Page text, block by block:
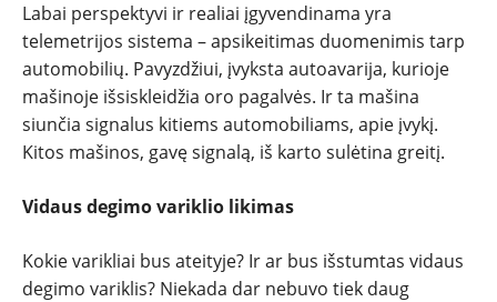
Labai perspektyvi ir realiai įgyvendinama yra
telemetrijos sistema – apsikeitimas duomenimis tarp
automobilių. Pavyzdžiui, įvyksta autoavarija, kurioje
mašinoje išsiskleidžia oro pagalvės. Ir ta mašina
siunčia signalus kitiems automobiliams, apie įvykį.
Kitos mašinos, gavę signalą, iš karto sulėtina greitį.
Vidaus degimo variklio likimas
Kokie varikliai bus ateityje? Ir ar bus išstumtas vidaus
degimo variklis? Niekada dar nebuvo tiek daug